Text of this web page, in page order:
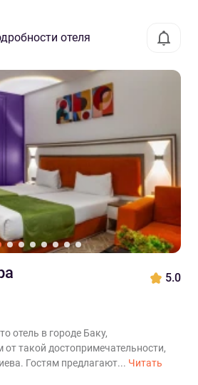
отеля
5.0
отель в городе Баку,
такой достопримечательности,
Гостям предлагают... Читать